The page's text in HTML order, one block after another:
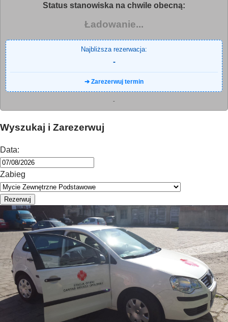
Status stanowiska na chwile obecną:
Ładowanie...
Najbliższa rezerwacja:
-
➔ Zarezerwuj termin
-
Wyszukaj i Zarezerwuj
Data:
Zabieg
Rezerwuj